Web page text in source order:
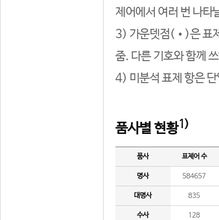
제어에서 여러 번 나타
3) 가운뎃점(•)은 표
줌. 다른 기호와 함께
4) 미분석 표제 항은
품사별 현황1)
품사 표제어 수
명사 584657
대명사 835
수사 128